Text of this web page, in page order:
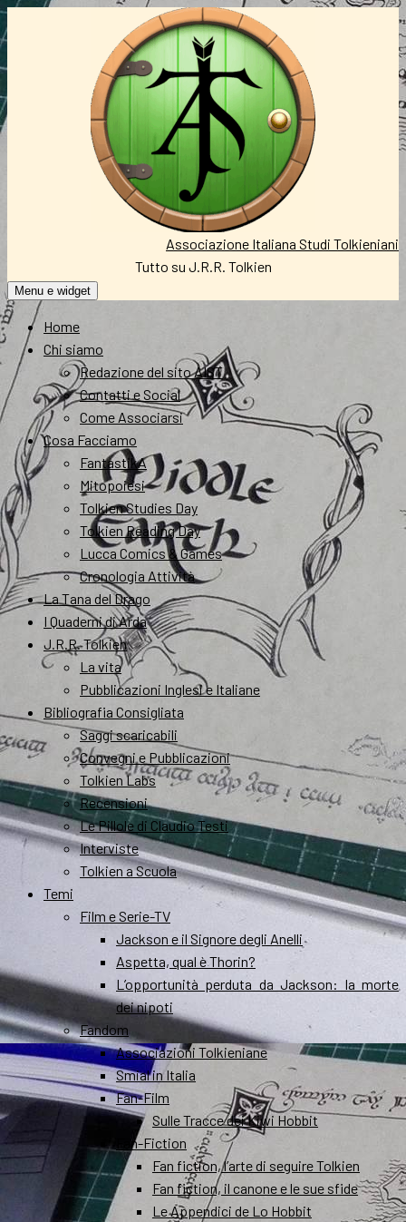
Vai
al
contenuto
Associazione Italiana Studi Tolkieniani
Tutto su J.R.R. Tolkien
Menu e widget
Home
Chi siamo
Redazione del sito AIST
Contatti e Social
Come Associarsi
Cosa Facciamo
FantastikA
Mitopoiesi
Tolkien Studies Day
Tolkien Reading Day
Lucca Comics & Games
Cronologia Attività
La Tana del Drago
I Quaderni di Arda
J.R.R. Tolkien
La vita
Pubblicazioni Inglesi e Italiane
Bibliografia Consigliata
Saggi scaricabili
Convegni e Pubblicazioni
Tolkien Labs
Recensioni
Le Pillole di Claudio Testi
Interviste
Tolkien a Scuola
Temi
Film e Serie-TV
Jackson e il Signore degli Anelli
Aspetta, qual è Thorin?
L’opportunità perduta da Jackson: la morte
dei nipoti
Fandom
Associazioni Tolkieniane
Smial in Italia
Fan-Film
Sulle Tracce dei Kiwi Hobbit
Fan-Fiction
Fan fiction, l’arte di seguire Tolkien
Fan fiction, il canone e le sue sfide
Le Appendici de Lo Hobbit